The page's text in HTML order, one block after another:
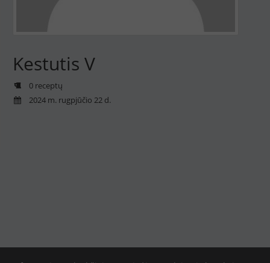
Kestutis V
0 receptų
2024 m. rugpjūčio 22 d.